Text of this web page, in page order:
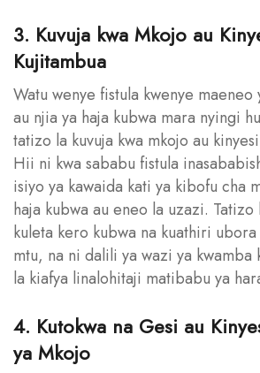
3. Kuvuja kwa Mkojo au
Kujitambua
Watu wenye fistula kwenye maeneo
au njia ya haja kubwa mara nyingi
tatizo la kuvuja kwa mkojo au
Hii ni kwa sababu fistula
isiyo ya kawaida kati ya kibofu cha
haja kubwa au eneo la uzazi.
kuleta kero kubwa na kuathiri ubora
mtu, na ni dalili ya wazi ya kwamba
la kiafya linalohitaji matibabu ya
4. Kutokwa na Gesi au
ya Mkojo